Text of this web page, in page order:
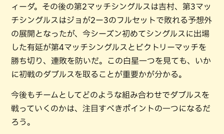
ィーダ。その後の第2マッチシングルスは吉村、第3マッ
チシングルスはジョが2ー3のフルセットで敗れる予想外
の展開となったが、今シーズン初めてシングルスに出場
した有延が第4マッチシングルスとビクトリーマッチを
勝ち切り、連敗を防いだ。この白星一つを見ても、いか
に初戦のダブルスを取ることが重要かが分かる。
今後もチームとしてどのような組み合わせでダブルスを
戦っていくのかは、注目すべきポイントの一つになるだ
ろう。